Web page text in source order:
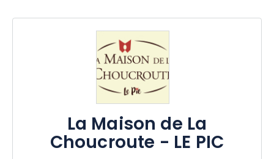
La Maison de La
Choucroute - LE PIC